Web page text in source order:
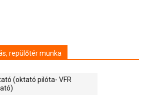
repülőtér munka
(oktató pilóta- VFR